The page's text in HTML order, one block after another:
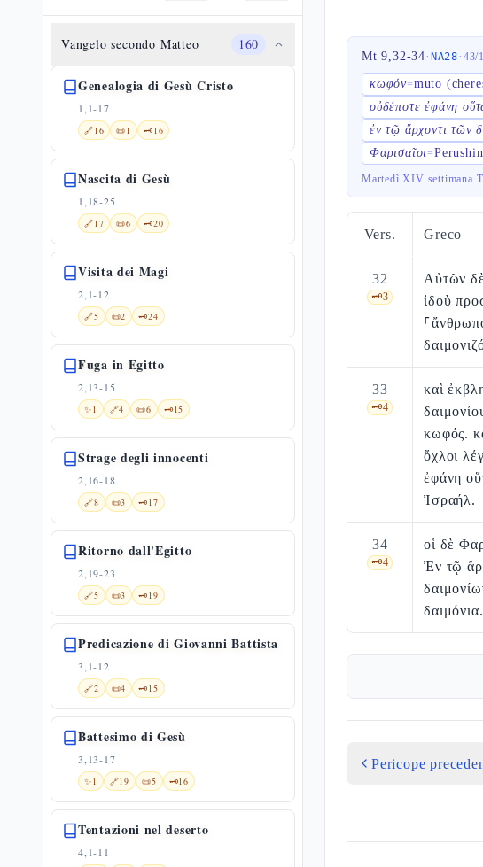
Vangelo secondo Matteo 160
Genealogia di Gesù Cristo
1,1-17
🔗16 📜1 🗝️16
Nascita di Gesù
1,18-25
🔗17 📜6 🗝️20
Visita dei Magi
2,1-12
🔗5 📜2 🗝️24
Fuga in Egitto
2,13-15
✨1 🔗4 📜6 🗝️15
Strage degli innocenti
2,16-18
🔗8 📜3 🗝️17
Ritorno dall'Egitto
2,19-23
🔗5 📜3 🗝️19
Predicazione di Giovanni Battista
3,1-12
🔗2 📜4 🗝️15
Battesimo di Gesù
3,13-17
✨1 🔗19 📜5 🗝️16
Tentazioni nel deserto
4,1-11
Mt 9,32-34· NA28· 43/
κωφόν=muto
οὐδέποτε ἐφάνη
ἐν τῷ ἄρχοντι τῶν
Φαρισαῖοι=
Martedì XIV settimana
Vers. Greco
32
🗝️3
Αὐτῶν
ἰδοὺ
33
🗝️4
καὶ
κωφός.
ὄχλοι
ἐφάνη
Ἰσραήλ.
34
🗝️4
οἱ δὲ
Ἐν τῷ
δαιμόνια.
Pericope